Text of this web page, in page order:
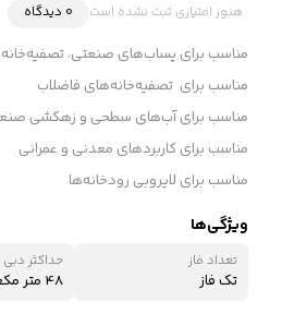
هنوز امتیازی ثبت نشده است 0 دیدگاه
مناسب برای پساب‌های صنعتی،
مناسب برای تصفیه‌خانه‌های فاضلاب
مناسب برای آب‌های سطحی و زهکشی
مناسب برای کاربردهای معدنی و عمرانی
مناسب برای لایروبی رودخانه‌ها
ویژگی‌ها
تعداد فاز
تک فاز
حداکثر دبی
48 متر مکعب در ساعت